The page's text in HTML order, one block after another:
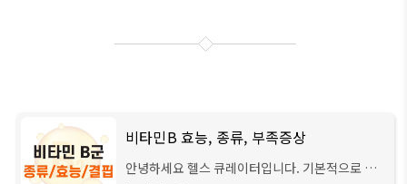
비타민B 효능, 종류, 부족증상
안녕하세요 헬스 큐레이터입니다. 기본적으로 비